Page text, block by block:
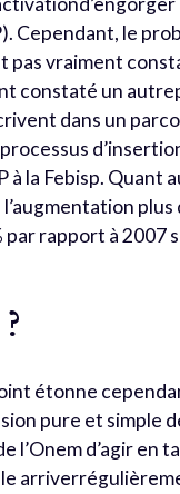
Cependant, le
pas vraiment
constaté un
dans un
à la Febisp. Quant
par rapport à
étonne
pure et simple
l’Onem d’agir en